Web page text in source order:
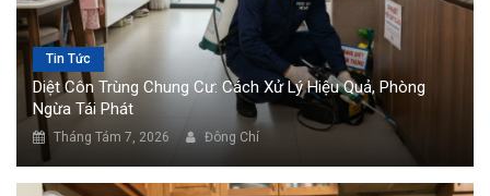
Tin Tức
Diệt Côn Trùng Chung Cư: Cách Xử Lý Hiệu Quả, Phòng
Ngừa Tái Phát
Tháng Tám 7, 2026 Đông Chí